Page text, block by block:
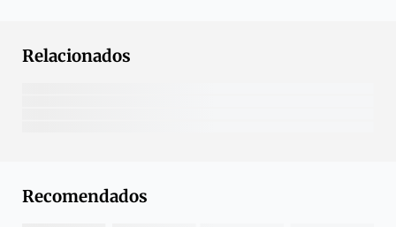
Relacionados
Recomendados